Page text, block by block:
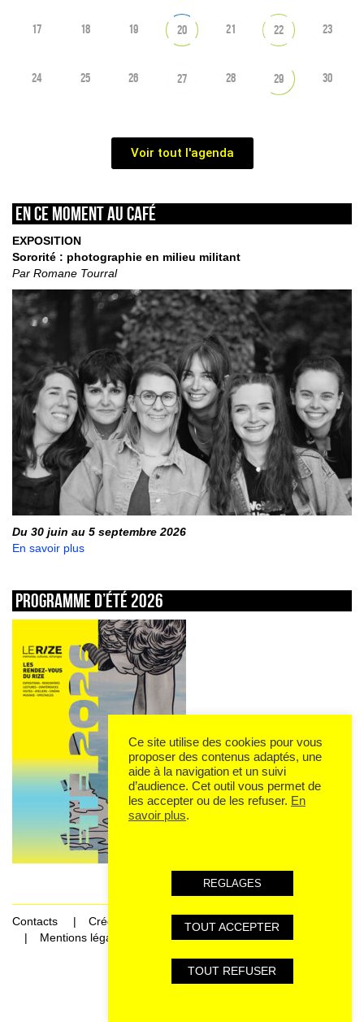
17 18 19 20 21 22 23
24 25 26 27 28 29 30
Voir tout l'agenda
En ce moment au café
EXPOSITION
Sororité : photographie en milieu militant
Par Romane Tourral
Du 30 juin au 5 septembre 2026
En savoir plus
Programme d’été 2026
Contacts
Crédits
Mentions légales et données personnelles
Ce site utilise des cookies pour vous
proposer des contenus adaptés, une
aide à la navigation et un suivi
d’audience. Cet outil vous permet de
les accepter ou de les refuser. En
savoir plus.
REGLAGES
TOUT ACCEPTER
TOUT REFUSER